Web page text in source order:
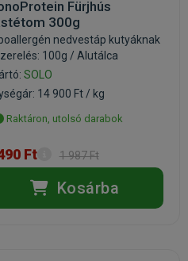
Fürjhús
300g
nedvestáp kutyáknak
100g / Alutálca
SOLO
14 900 Ft / kg
Raktáron, utolsó darabok
Ft 1 987 Ft
Kosárba